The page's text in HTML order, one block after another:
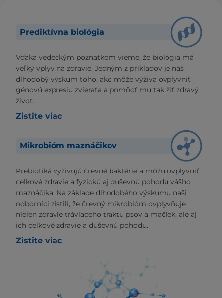
Prediktívna biológia
Vďaka vedeckým poznatkom vieme, že biológia má
veľký vplyv na zdravie. Jedným z príkladov je náš
dlhodobý výskum toho, ako môže výživa ovplyvniť
génovú expresiu zvieraťa a pomôcť mu tak žiť zdravý
život.
Zistite viac
Mikrobióm maznáčikov
Prebiotiká vyživujú črevné baktérie a môžu ovplyvniť
celkové zdravie a fyzickú aj duševnú pohodu vášho
maznáčika. Na základe dlhodobého výskumu naši
odborníci zistili, že črevný mikrobióm ovplyvňuje
nielen zdravie tráviaceho traktu psov a mačiek, ale aj
ich celkové zdravie a duševnú pohodu.
Zistite viac